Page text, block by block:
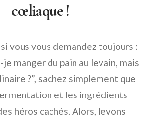
cœliaque !
vous vous demandez toujours :
je manger du pain au levain, mais
?”, sachez simplement que
et les ingrédients
héros cachés. Alors, levons